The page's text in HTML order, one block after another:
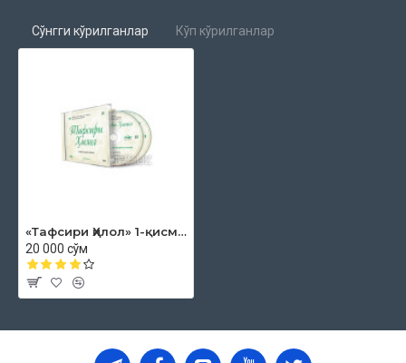
Сўнгги кўрилганлар Кўп кўрилганлар
«Тафсири Ҳилол» 1-қисм (MP3)
20 000 сўм